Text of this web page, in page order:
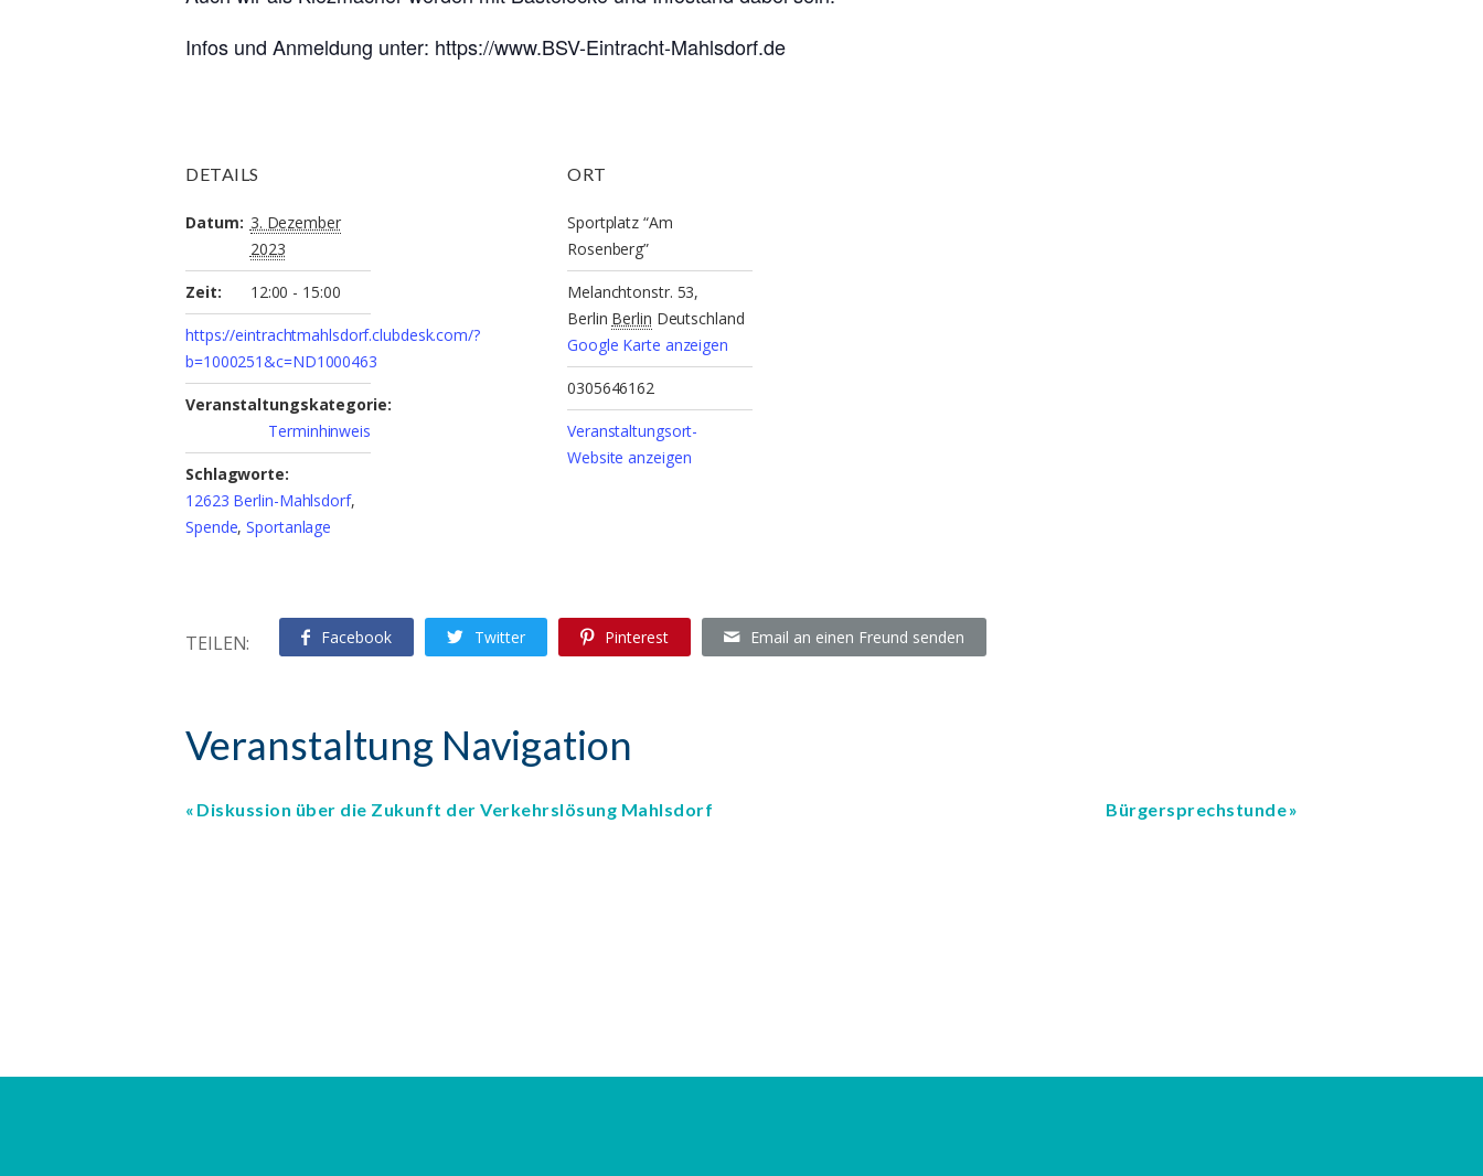
Infos und Anmeldung unter: https://www.BSV-Eintracht-Mahlsdorf.de
DETAILS
Datum: 3. Dezember
2023
Zeit: 12:00 - 15:00
https://eintrachtmahlsdorf.clubdesk.com/?
b=1000251&c=ND1000463
Veranstaltungskategorie:
Terminhinweis
Schlagworte:
12623 Berlin-Mahlsdorf,
Spende,Sportanlage
ORT
Sportplatz “Am
Rosenberg”
Melanchtonstr. 53,
Berlin Berlin Deutschland
Google Karte anzeigen
0305646162
Veranstaltungsort-
Website anzeigen
TEILEN: Facebook Twitter Pinterest Email an einen Freund senden
Veranstaltung Navigation
Diskussion über die Zukunft der Verkehrslösung Mahlsdorf Bürgersprechstunde